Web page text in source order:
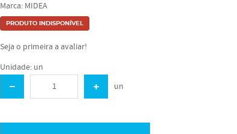
Marca: MIDEA
PRODUTO INDISPONÍVEL
Seja o primeira a avaliar!
Unidade: un
un